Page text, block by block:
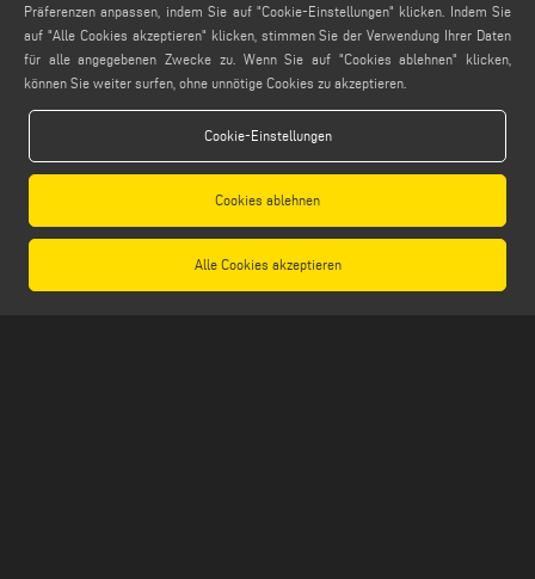
webmaster@emmegi.com
info@emmegi.com
FINDEN SIE UNS AUF
Präferenzen anpassen, indem Sie auf "Cookie-Einstellungen" klicken. Indem Sie
auf "Alle Cookies akzeptieren" klicken, stimmen Sie der Verwendung Ihrer Daten
für alle angegebenen Zwecke zu. Wenn Sie auf "Cookies ablehnen" klicken,
können Sie weiter surfen, ohne unnötige Cookies zu akzeptieren.
Cookie-Einstellungen
Cookies ablehnen
Alle Cookies akzeptieren